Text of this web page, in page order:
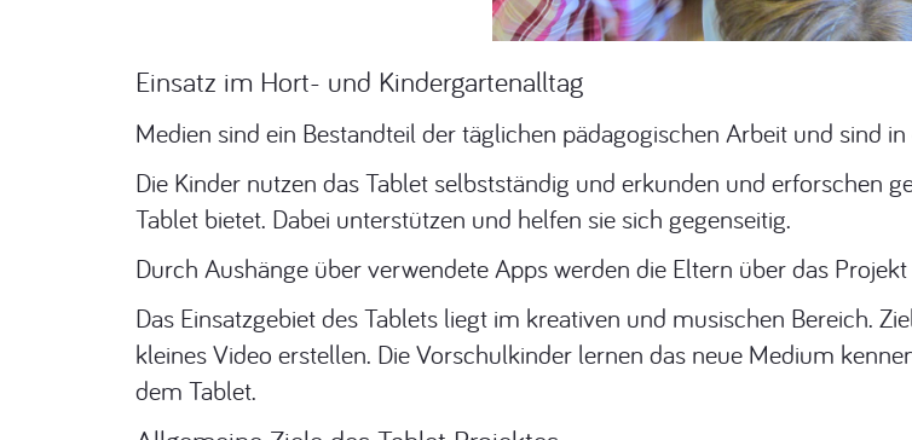
Einsatz im Hort- und Kindergartenalltag
Medien sind ein Bestandteil der täglichen pädagogischen Arbeit und sind
Die Kinder nutzen das Tablet selbstständig und erkunden und erforschen
Tablet bietet. Dabei unterstützen und helfen sie sich gegenseitig.
Durch Aushänge über verwendete Apps werden die Eltern über das
Das Einsatzgebiet des Tablets liegt im kreativen und musischen Bereich.
kleines Video erstellen. Die Vorschulkinder lernen das neue Medium
dem Tablet.